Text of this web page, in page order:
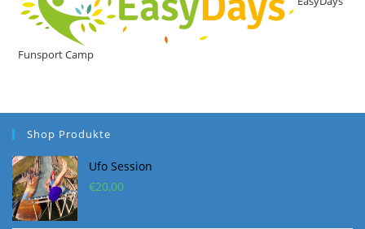
Funsport Camp
Shop Produkte
Ufo Session
€20,00